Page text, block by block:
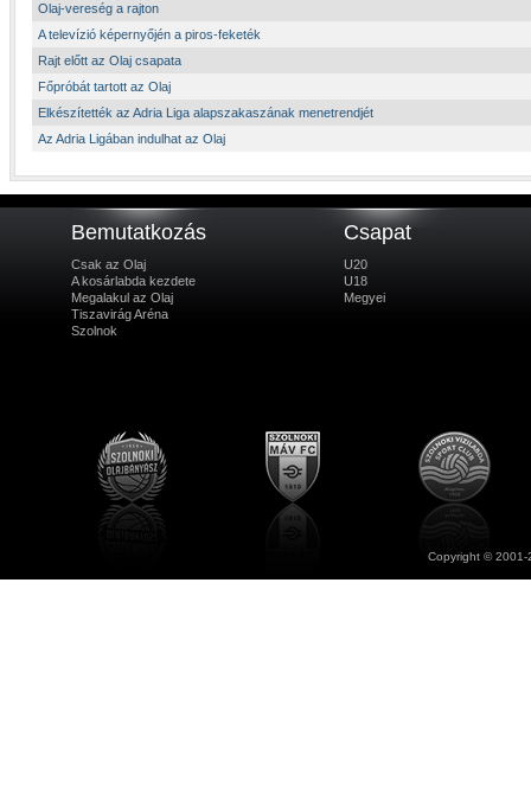
Olaj-vereség a rajton
A televízió képernyőjén a piros-feketék
Rajt előtt az Olaj csapata
Főpróbát tartott az Olaj
Elkészítették az Adria Liga alapszakaszának menetrendjét
Az Adria Ligában indulhat az Olaj
Bemutatkozás
Csak az Olaj
A kosárlabda kezdete
Megalakul az Olaj
Tiszavirág Aréna
Szolnok
Csapat
U20
U18
Megyei
Copyright ©